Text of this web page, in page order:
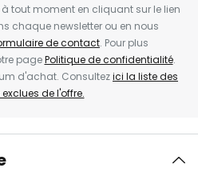
tout moment en cliquant sur le lien
chaque newsletter ou en nous
de contact. Pour plus
pagePolitique de confidentialité.
d'achat. Consultezici la liste des
de l'offre.